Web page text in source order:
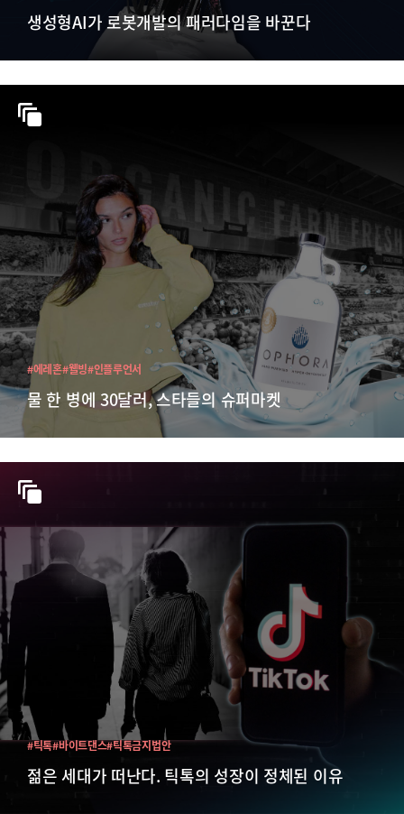
생성형AI가 로봇개발의 패러다임을 바꾼다
물 한 병에 30달러, 스타들의 슈퍼마켓
#에레혼#웰빙#인플루언서
젊은 세대가 떠난다. 틱톡의 성장이 정체된 이유
#틱톡#바이트댄스#틱톡금지법안